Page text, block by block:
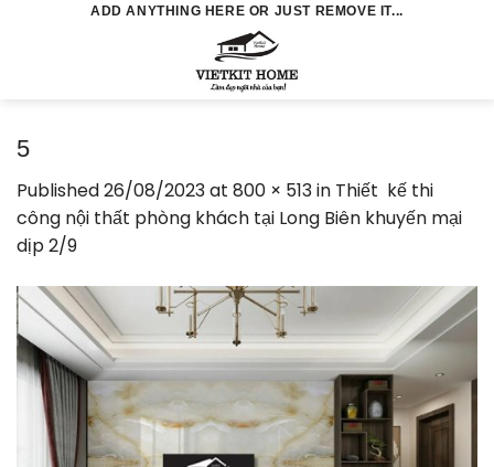
ADD ANYTHING HERE OR JUST REMOVE IT...
5
Published26/08/2023at 800 × 513in Thiết kế thi
công nội thất phòng khách tại Long Biên khuyến mại
dịp 2/9